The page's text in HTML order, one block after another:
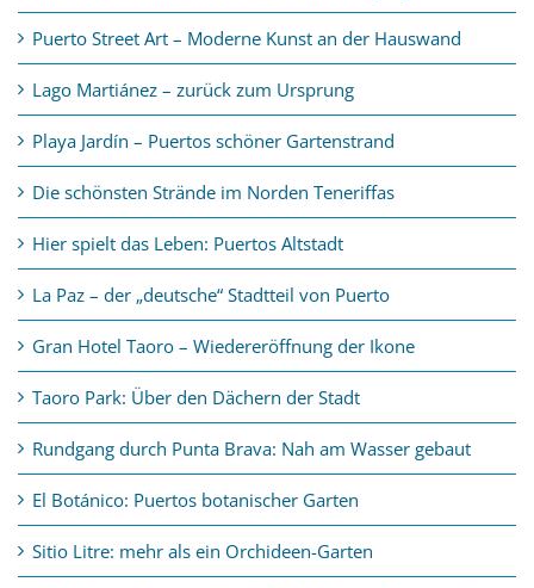
Puerto Street Art – Moderne Kunst an der Hauswand
Lago Martiánez – zurück zum Ursprung
Playa Jardín – Puertos schöner Gartenstrand
Die schönsten Strände im Norden Teneriffas
Hier spielt das Leben: Puertos Altstadt
La Paz – der „deutsche“ Stadtteil von Puerto
Gran Hotel Taoro – Wiedereröffnung der Ikone
Taoro Park: Über den Dächern der Stadt
Rundgang durch Punta Brava: Nah am Wasser gebaut
El Botánico: Puertos botanischer Garten
Sitio Litre: mehr als ein Orchideen-Garten